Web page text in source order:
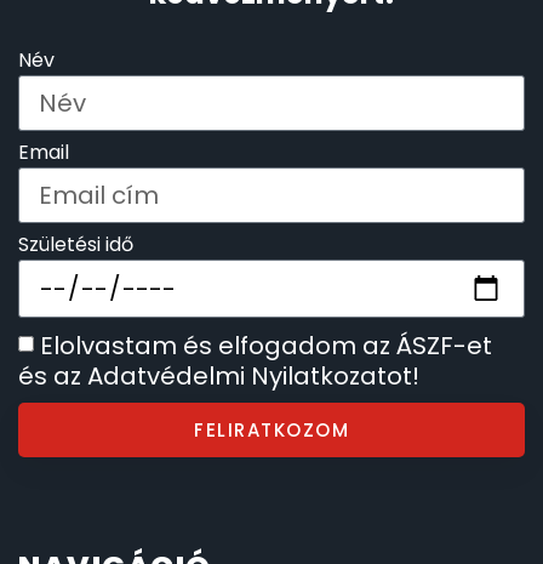
Név
Email
Születési idő
Elolvastam és elfogadom az ÁSZF-et
és az Adatvédelmi Nyilatkozatot!
FELIRATKOZOM
TIMESTAR HÁLÓZATI ÉBRESZTŐÓRÁK
TISSOT
VOSTOK
ZIPPO
ZSEBKÉS
ZSEBÓRÁK
ZSOLNAY PORCELÁN